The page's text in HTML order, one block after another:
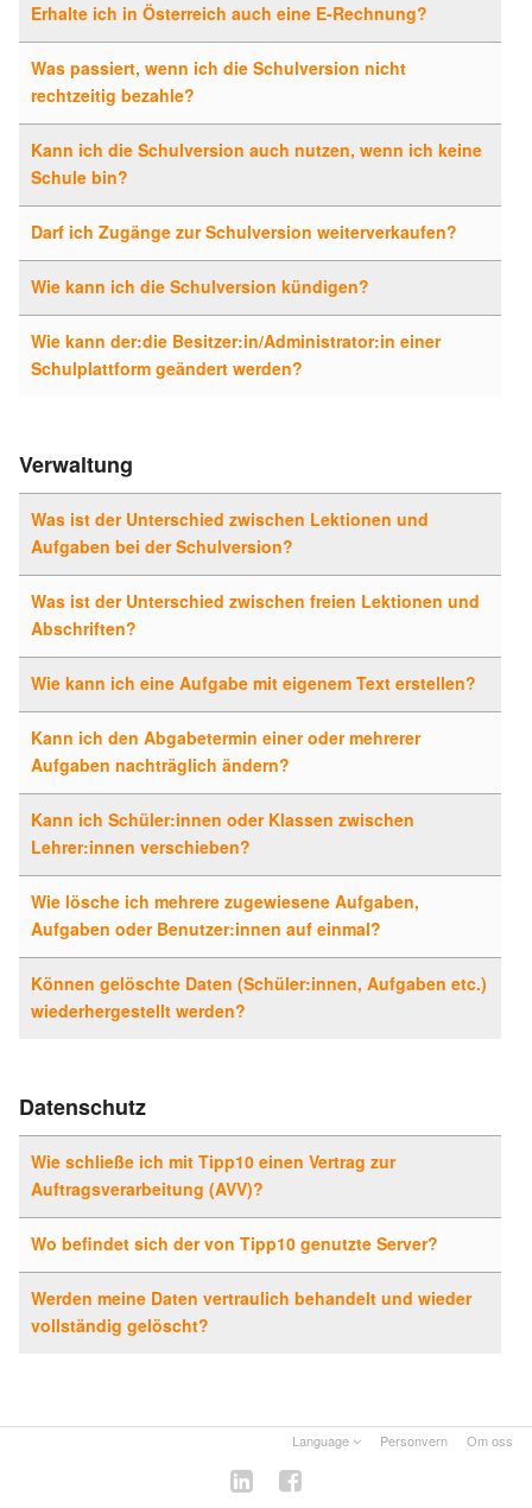
Erhalte ich in Österreich auch eine E-Rechnung?
Was passiert, wenn ich die Schulversion nicht
rechtzeitig bezahle?
Kann ich die Schulversion auch nutzen, wenn ich keine
Schule bin?
Darf ich Zugänge zur Schulversion weiterverkaufen?
Wie kann ich die Schulversion kündigen?
Wie kann der:die Besitzer:in/Administrator:in einer
Schulplattform geändert werden?
Verwaltung
Was ist der Unterschied zwischen Lektionen und
Aufgaben bei der Schulversion?
Was ist der Unterschied zwischen freien Lektionen und
Abschriften?
Wie kann ich eine Aufgabe mit eigenem Text erstellen?
Kann ich den Abgabetermin einer oder mehrerer
Aufgaben nachträglich ändern?
Kann ich Schüler:innen oder Klassen zwischen
Lehrer:innen verschieben?
Wie lösche ich mehrere zugewiesene Aufgaben,
Aufgaben oder Benutzer:innen auf einmal?
Können gelöschte Daten (Schüler:innen, Aufgaben etc.)
wiederhergestellt werden?
Datenschutz
Wie schließe ich mit Tipp10 einen Vertrag zur
Auftragsverarbeitung (AVV)?
Wo befindet sich der von Tipp10 genutzte Server?
Werden meine Daten vertraulich behandelt und wieder
vollständig gelöscht?
Language Personvern Om oss